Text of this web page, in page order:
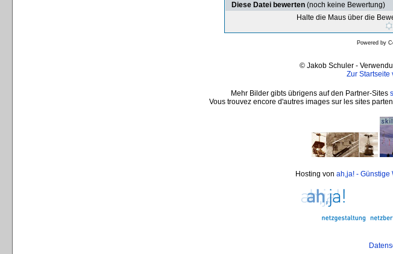
Diese Datei bewerten (noch keine Bewertung)
Halte die Maus über die
Powered by
© Jakob Schuler -
Zur Startseite
Mehr Bilder gibts übrigens auf den Partner-Sites
Vous trouvez encore d'autres images sur les sites
Hosting von ah,ja! - Günstige